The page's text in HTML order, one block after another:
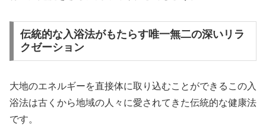
伝統的な入浴法がもたらす唯一無二の深いリラ
クゼーション
大地のエネルギーを直接体に取り込むことができるこの入
浴法は古くから地域の人々に愛されてきた伝統的な健康法
です。